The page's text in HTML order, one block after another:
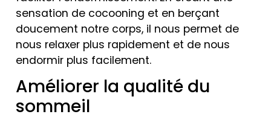
sensation de cocooning et en berçant
doucement notre corps, il nous permet de
nous relaxer plus rapidement et de nous
endormir plus facilement.
Améliorer la qualité du
sommeil